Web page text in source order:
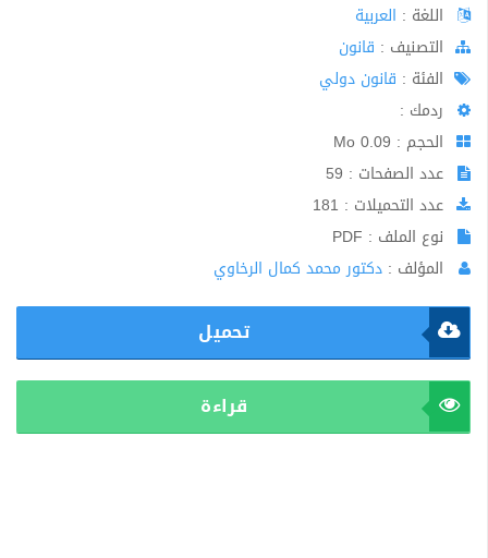
اللغة : العربية
اﻟﺘﺼﻨﻴﻒ : قانون
الفئة : قانون دولي
ردمك :
الحجم : 0.09 Mo
عدد الصفحات : 59
عدد التحميلات : 181
نوع الملف : PDF
المؤلف : دكتور محمد كمال الرخاوي
تحميل
قراءة